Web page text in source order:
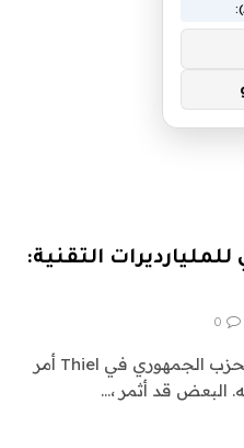
التقنية:
0
يقول لي خبير استراتيجي في الحزب الجمهوري في Thiel أمر
البعض قد أثمر ،…